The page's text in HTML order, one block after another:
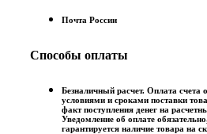
Почта России
Способы оплаты
Безналичный расчет. Оплата счета
условиями и сроками поставки
факт поступления денег на
Уведомление об оплате
гарантируется наличие товара на